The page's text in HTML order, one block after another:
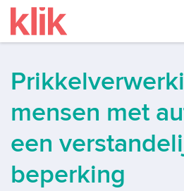
mensen met
een
beperking